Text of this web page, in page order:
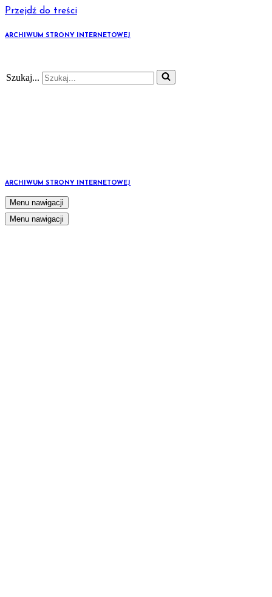
Przejdź do treści
ARCHIWUM STRONY INTERNETOWEJ
Szukaj...
Menu nawigacji
ARCHIWUM STRONY INTERNETOWEJ
Menu nawigacji